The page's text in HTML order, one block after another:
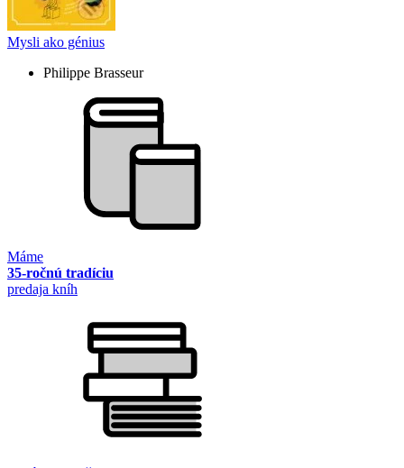
Mysli ako génius
Philippe Brasseur
Máme
35-ročnú tradíciu
predaja kníh